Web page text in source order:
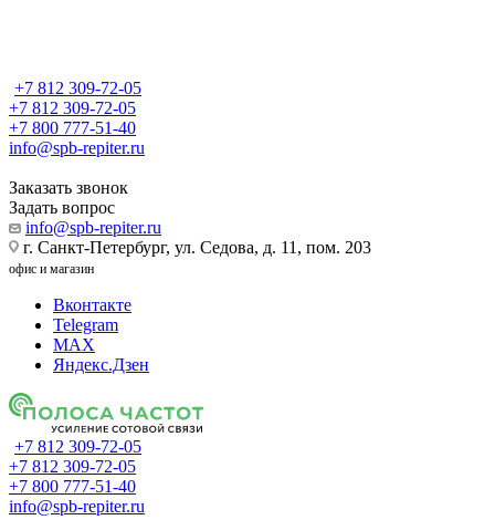
+7 812 309-72-05
+7 812 309-72-05
+7 800 777-51-40
info@spb-repiter.ru
Заказать звонок
Задать вопрос
info@spb-repiter.ru
г. Санкт-Петербург, ул. Седова, д. 11, пом. 203
офис и магазин
Вконтакте
Telegram
MAX
Яндекс.Дзен
+7 812 309-72-05
+7 812 309-72-05
+7 800 777-51-40
info@spb-repiter.ru